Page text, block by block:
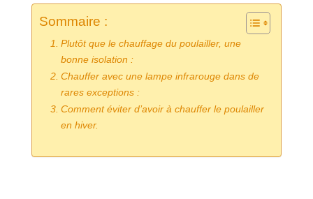
Sommaire :
Plutôt que le chauffage du poulailler, une
bonne isolation :
Chauffer avec une lampe infrarouge dans de
rares exceptions :
Comment éviter d’avoir à chauffer le poulailler
en hiver.